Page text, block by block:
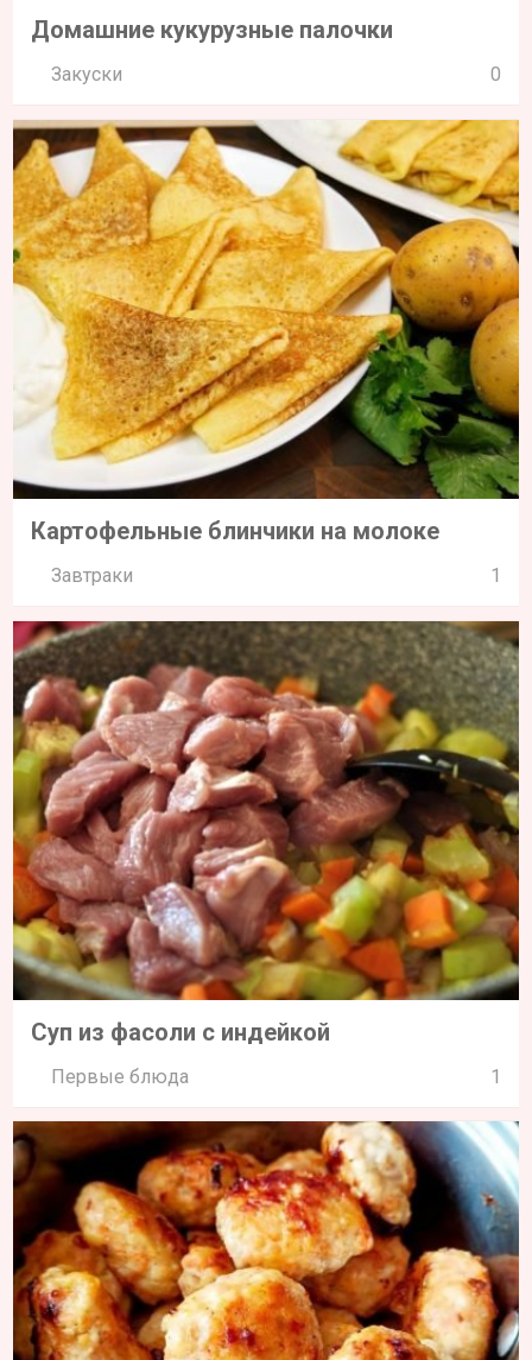
Домашние кукурузные палочки
Закуски 0
Картофельные блинчики на молоке
Завтраки 1
Суп из фасоли с индейкой
Первые блюда 1